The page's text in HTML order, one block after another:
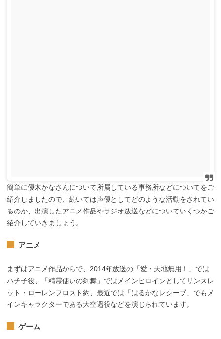
簡単に優木かなさんについて所属している事務所などについてをご
紹介しましたので、続いては声優としてどのような活動をされてい
るのか、出演したアニメ作品やラジオ放送などについていくつかご
紹介していきましょう。
アニメ
まずはアニメ作品からで、2014年放送の「愛・天地無用！」では
ハチ子役、「精霊使いの剣舞」ではメインヒロインとしてリンスレ
ット・ローレンフロスト約、最近では「はるかなレシーブ」でもメ
インキャラクターである大空遥役などを演じられています。
ゲーム